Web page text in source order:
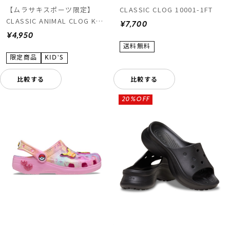
【ムラサキスポーツ限定】
CLASSIC ANIMAL CLOG K
211881-2LD
¥4,950
比較する
CLASSIC CLOG 10001-1FT
¥7,700
比較する
20%OFF